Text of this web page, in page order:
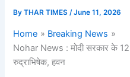
ByTHAR TIMES/June 11, 2026
Home
Breaking News
Nohar News : मोदी सरकार के 12
रुद्राभिषेक, हवन